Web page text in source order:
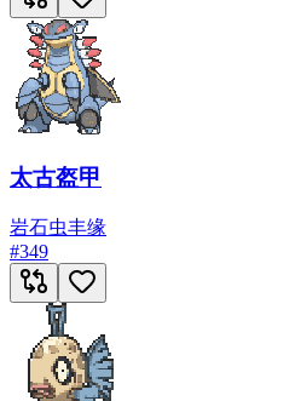
太古盔甲
岩石虫丰缘
#349